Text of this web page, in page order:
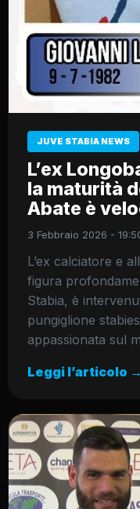
JUVE STABIA NEWS
L’ex
la maturità
Abate è
3 Febbraio 2026 -
L’ex calciatore e
figura
Stabia, è
pungiglione
appassionata sul
Leggi l’articolo →